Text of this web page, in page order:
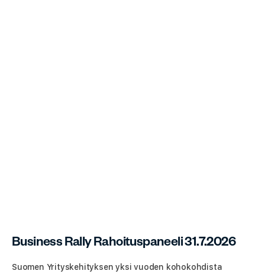
Business Rally Rahoituspaneeli 31.7.2026
Suomen Yrityskehityksen yksi vuoden kohokohdista